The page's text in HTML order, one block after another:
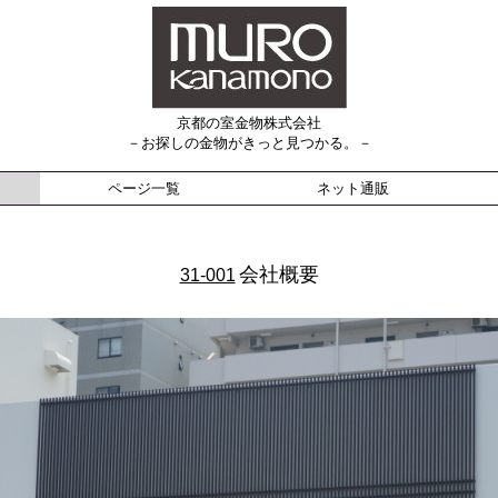
京都の室金物株式会社
－お探しの金物がきっと見つかる。－
ページ一覧 ネット通販
31-001 会社概要